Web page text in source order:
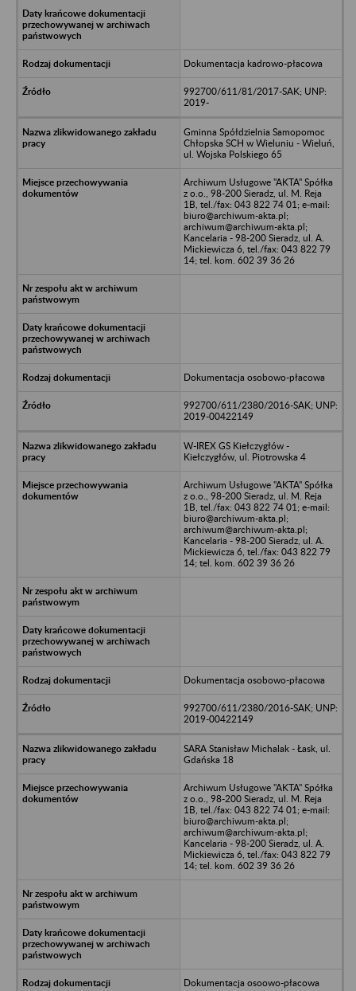
Dokumentacja kadrowo-płacowa
992700/611/81/2017-SAK; UNP:
2019-
Gminna Spółdzielnia Samopomoc
Chłopska SCH w Wieluniu - Wieluń,
ul. Wojska Polskiego 65
Archiwum Usługowe "AKTA" Spółka
z o.o., 98-200 Sieradz, ul. M. Reja
1B, tel./fax: 043 822 74 01; e-mail:
biuro@archiwum-akta.pl;
archiwum@archiwum-akta.pl;
Kancelaria - 98-200 Sieradz, ul. A.
Mickiewicza 6, tel./fax: 043 822 79
14; tel. kom. 602 39 36 26
Dokumentacja osobowo-płacowa
992700/611/2380/2016-SAK; UNP:
2019-00422149
W-IREX GS Kiełczygłów -
Kiełczygłów, ul. Piotrowska 4
Archiwum Usługowe "AKTA" Spółka
z o.o., 98-200 Sieradz, ul. M. Reja
1B, tel./fax: 043 822 74 01; e-mail:
biuro@archiwum-akta.pl;
archiwum@archiwum-akta.pl;
Kancelaria - 98-200 Sieradz, ul. A.
Mickiewicza 6, tel./fax: 043 822 79
14; tel. kom. 602 39 36 26
Dokumentacja osobowo-płacowa
992700/611/2380/2016-SAK; UNP:
2019-00422149
SARA Stanisław Michalak - Łask, ul.
Gdańska 18
Archiwum Usługowe "AKTA" Spółka
z o.o., 98-200 Sieradz, ul. M. Reja
1B, tel./fax: 043 822 74 01; e-mail:
biuro@archiwum-akta.pl;
archiwum@archiwum-akta.pl;
Kancelaria - 98-200 Sieradz, ul. A.
Mickiewicza 6, tel./fax: 043 822 79
14; tel. kom. 602 39 36 26
Dokumentacja osoowo-płacowa